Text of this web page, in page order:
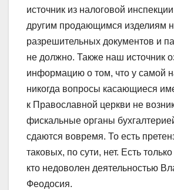
источник из налоговой
другим продающимся изделиям
разрешительных документов и
не должно. Также наш источник
информацию о том, что у самой
никогда вопросы касающиеся
к Православной церкви не
фискальные органы
сдаются вовремя. То есть
таковых, по сути, нет. Есть
кто недоволен деятельностью
Феодосия.